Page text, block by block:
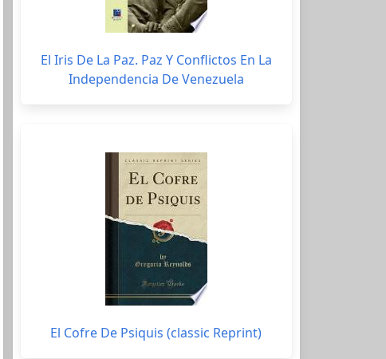
El Iris De La Paz. Paz Y Conflictos En La
Independencia De Venezuela
El Cofre De Psiquis (classic Reprint)